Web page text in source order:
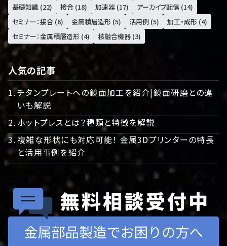
基礎知識 (22) 接合 (18) 加速器 (17)
アーカイブ配信 (14)
セミナー：接合 (6)
金属積層造形 (5) 活用例 (5)
加工・成形 (4)
セミナー：金属積層造形 (4)
核融合機器 (3)
人気の記事
チタンプレートへの鏡面加工を紹介|鏡面研磨との違
いも解説
ホットプレスとは？種類と特徴を解説
複雑な形状にも対応可能！ 金属3Dプリンターの特長
と活用事例を紹介